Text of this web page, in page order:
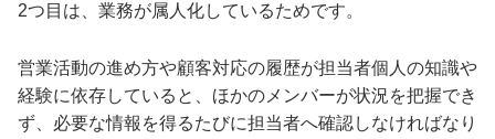
2つ目は、業務が属人化しているためです。
営業活動の進め方や顧客対応の履歴が担当者個人の知識や
経験に依存していると、ほかのメンバーが状況を把握でき
ず、必要な情報を得るたびに担当者へ確認しなければなり